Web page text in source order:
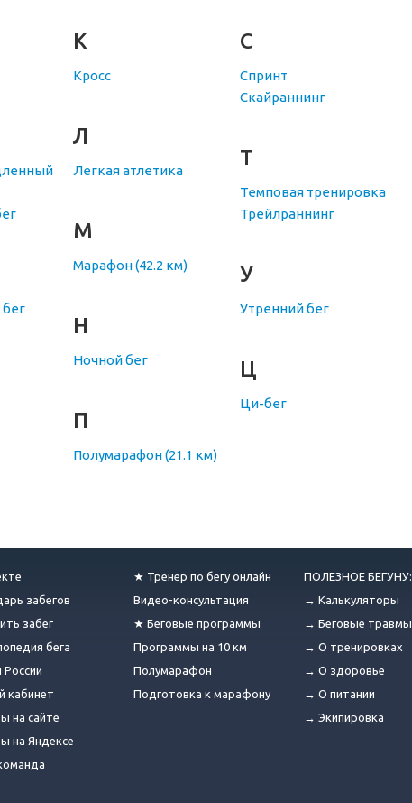
К
Кросс
Л
Легкая атлетика
М
Марафон (42.2 км)
Н
Ночной бег
П
Полумарафон (21.1 км)
С
Спринт
Скайраннинг
Т
Темповая тренировка
Трейлраннинг
У
Утренний бег
Ц
Ци-бег
забегов
забег
бега
России
кабинет
на сайте
на Яндексе
★ Тренер по бегу онлайн
Видео-консультация
★ Беговые программы
Программы на 10 км
Полумарафон
Подготовка к марафону
ПОЛЕЗНОЕ БЕГУНУ:
→ Калькуляторы
→ Беговые травмы
→ О тренировках
→ О здоровье
→ О питании
→ Экипировка